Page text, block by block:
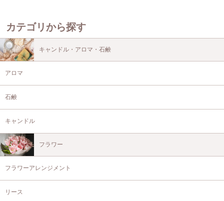
カテゴリから探す
キャンドル・アロマ・石鹸
アロマ
石鹸
キャンドル
フラワー
フラワーアレンジメント
リース